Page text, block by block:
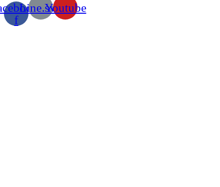
f
Line.svgYoutube